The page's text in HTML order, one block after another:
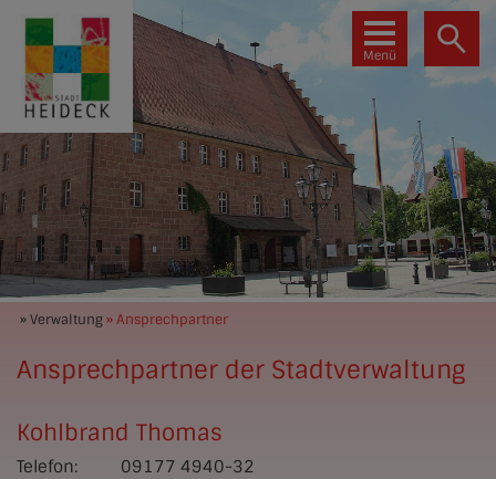
Menü
» Verwaltung» Ansprechpartner
Ansprechpartner der Stadtverwaltung
Kohlbrand Thomas
Telefon:
09177 4940-32